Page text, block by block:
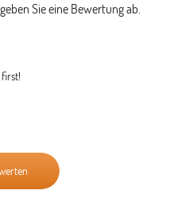
Sie eine Bewertung ab.